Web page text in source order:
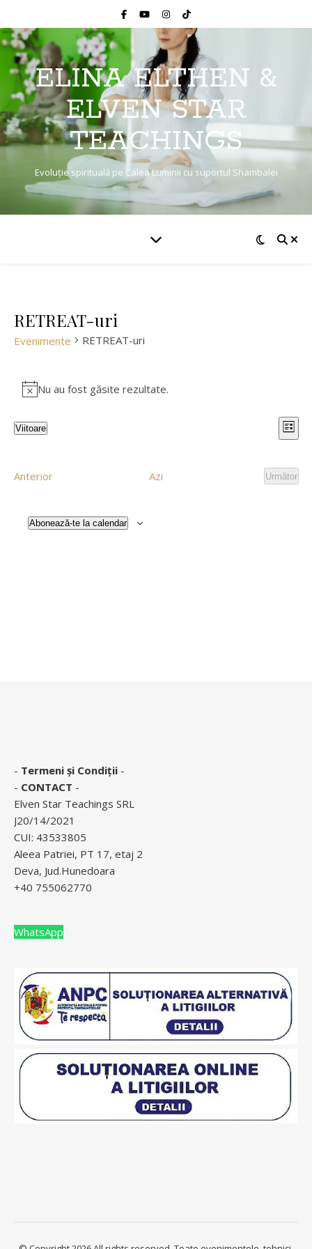
ELINA ELTHEN &
ELVEN STAR
TEACHINGS
Evoluție spirituală pe Calea Luminii cu suportul Shambalei
RETREAT-uri
Evenimente RETREAT-uri
Evenimente
Notificare
Nu au fost găsite rezultate.
în
Listă
Viitoare
AnteriorEvenimente Azi
Următor
Abonează-te la calendar
- Termeni și Condiții -
- CONTACT -
Elven Star Teachings SRL
J20/14/2021
CUI: 43533805
Aleea Patriei, PT 17, etaj 2
Deva, Jud.Hunedoara
+40 755062770
WhatsApp